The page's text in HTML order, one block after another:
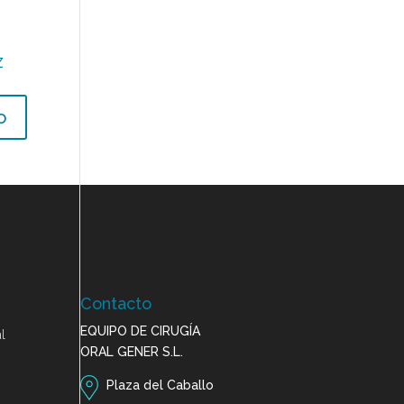
Contacto
EQUIPO DE CIRUGÍA
ORAL GENER S.L.
Plaza del Caballo